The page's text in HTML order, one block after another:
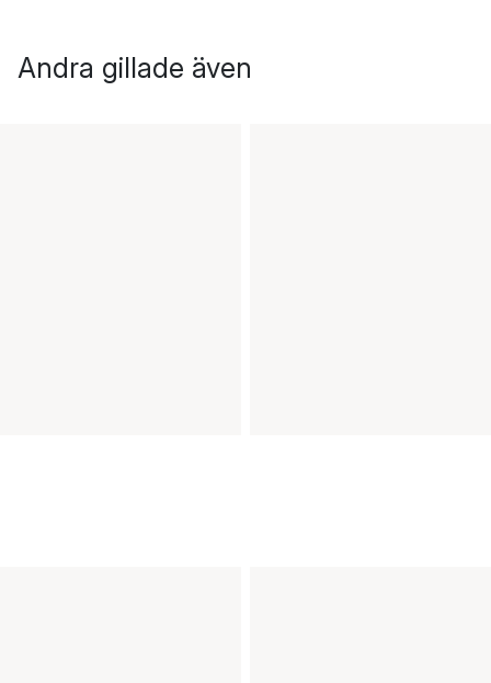
Andra gillade även